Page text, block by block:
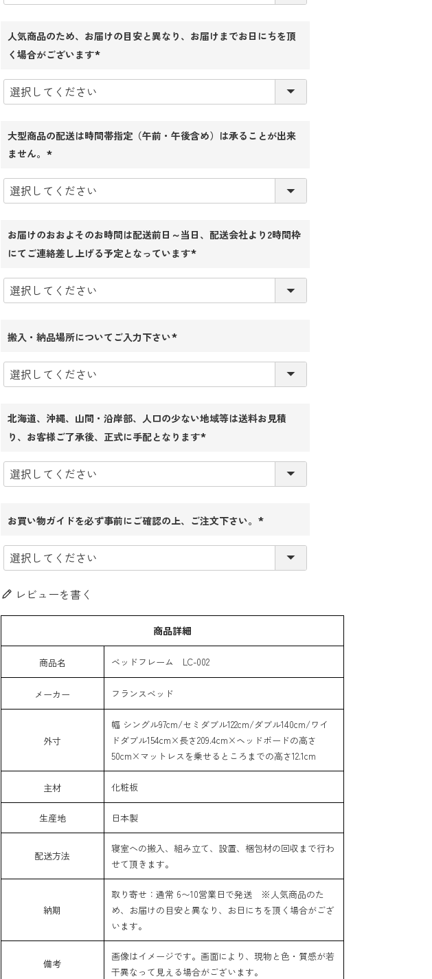
人気商品のため、お届けの目安と異なり、お届けまでお日にちを頂
く場合がございます
須)
大型商品の配送は時間帯指定（午前・午後含め）は承ることが出来
ません。
須)
お届けのおおよそのお時間は配送前日～当日、配送会社より2時間枠
にてご連絡差し上げる予定となっています
搬入・納品場所についてご入力下さい
北海道、沖縄、山間・沿岸部、人口の少ない地域等は送料お見積
り、お客様ご了承後、正式に手配となります
お買い物ガイドを必ず事前にご確認の上、ご注文下さい。
レビューを書く
商品詳細
商品名 ベッドフレーム LC-002
メーカー フランスベッド
外寸
幅 シングル97cm/セミダブル122cm/ダブル140cm/ワイ
ドダブル154cm×長さ209.4cm×ヘッドボードの高さ
50cm×マットレスを乗せるところまでの高さ12.1cm
主材 化粧板
生産地 日本製
配送方法
寝室への搬入、組み立て、設置、梱包材の回収まで行わ
せて頂きます。
納期
取り寄せ：通常 6〜10営業日で発送 ※人気商品のた
め、お届けの目安と異なり、お日にちを頂く場合がござ
います。
備考
画像はイメージです。画面により、現物と色・質感が若
干異なって見える場合がございます。